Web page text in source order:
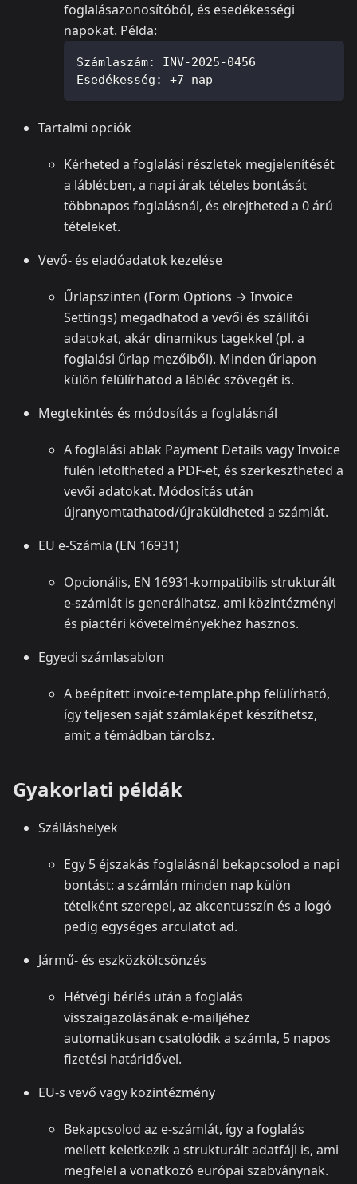
foglalásazonosítóból, és esedékességi
napokat. Példa:
Számlaszám: INV-2025-0456
Esedékesség: +7 nap
Tartalmi opciók
Kérheted a foglalási részletek megjelenítését
a láblécben, a napi árak tételes bontását
többnapos foglalásnál, és elrejtheted a 0 árú
tételeket.
Vevő- és eladóadatok kezelése
Űrlapszinten (Form Options → Invoice
Settings) megadhatod a vevői és szállítói
adatokat, akár dinamikus tagekkel (pl. a
foglalási űrlap mezőiből). Minden űrlapon
külön felülírhatod a lábléc szövegét is.
Megtekintés és módosítás a foglalásnál
A foglalási ablak Payment Details vagy Invoice
fülén letöltheted a PDF‑et, és szerkesztheted a
vevői adatokat. Módosítás után
újranyomtathatod/újraküldheted a számlát.
EU e‑Számla (EN 16931)
Opcionális, EN 16931‑kompatibilis strukturált
e‑számlát is generálhatsz, ami közintézményi
és piactéri követelményekhez hasznos.
Egyedi számlasablon
A beépített invoice-template.php felülírható,
így teljesen saját számlaképet készíthetsz,
amit a témádban tárolsz.
Gyakorlati példák
Szálláshelyek
Egy 5 éjszakás foglalásnál bekapcsolod a napi
bontást: a számlán minden nap külön
tételként szerepel, az akcentusszín és a logó
pedig egységes arculatot ad.
Jármű- és eszközkölcsönzés
Hétvégi bérlés után a foglalás
visszaigazolásának e‑mailjéhez
automatikusan csatolódik a számla, 5 napos
fizetési határidővel.
EU‑s vevő vagy közintézmény
Bekapcsolod az e‑számlát, így a foglalás
mellett keletkezik a strukturált adatfájl is, ami
megfelel a vonatkozó európai szabványnak.